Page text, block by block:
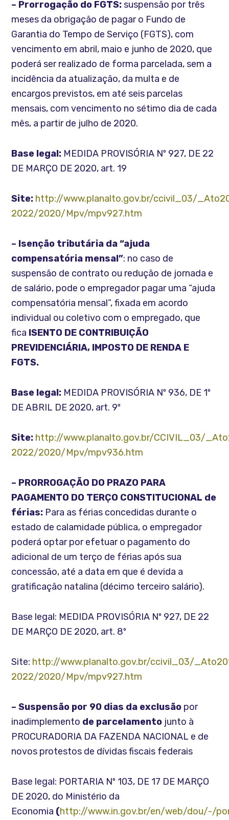
– Prorrogação do FGTS:suspensão por três
meses da obrigação de pagar o Fundo de
Garantia do Tempo de Serviço (FGTS), com
vencimento em abril, maio e junho de 2020, que
poderá ser realizado de forma parcelada, sem a
incidência da atualização, da multa e de
encargos previstos, em até seis parcelas
mensais, com vencimento no sétimo dia de cada
mês, a partir de julho de 2020.
Base legal: MEDIDA PROVISÓRIA Nº 927, DE 22
DE MARÇO DE 2020, art. 19
Site: http://www.planalto.gov.br/ccivil_03/
2022/2020/Mpv/mpv927.htm
– Isenção tributária da “ajuda
compensatória mensal”: no caso de
suspensão de contrato ou redução de jornada e
de salário, pode o empregador pagar uma “ajuda
compensatória mensal”, fixada em acordo
individual ou coletivo com o empregado, que
fica ISENTO DE CONTRIBUIÇÃO
PREVIDENCIÁRIA, IMPOSTO DE RENDA E
FGTS.
Base legal: MEDIDA PROVISÓRIA Nº 936, DE 1º
DE ABRIL DE 2020, art. 9º
Site: http://www.planalto.gov.br/CCIVIL_03/
2022/2020/Mpv/mpv936.htm
– PRORROGAÇÃO DO PRAZO PARA
PAGAMENTO DO TERÇO CONSTITUCIONAL de
férias: Para as férias concedidas durante o
estado de calamidade pública, o empregador
poderá optar por efetuar o pagamento do
adicional de um terço de férias após sua
concessão, até a data em que é devida a
gratificação natalina (décimo terceiro salário).
Base legal: MEDIDA PROVISÓRIA Nº 927, DE 22
DE MARÇO DE 2020, art. 8º
Site: http://www.planalto.gov.br/ccivil_03/
2022/2020/Mpv/mpv927.htm
– Suspensão por 90 dias da exclusão por
inadimplemento de parcelamento junto à
PROCURADORIA DA FAZENDA NACIONAL e de
novos protestos de dívidas fiscais federais
Base legal: PORTARIA Nº 103, DE 17 DE MARÇO
DE 2020, do Ministério da
Economia (http://www.in.gov.br/en/web/dou/-/